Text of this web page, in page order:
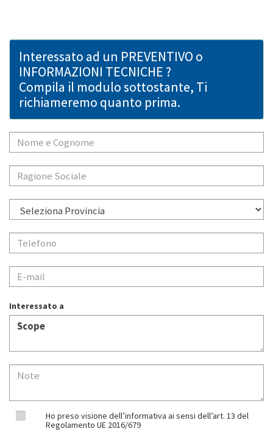
Interessato ad un PREVENTIVO o
INFORMAZIONI TECNICHE ?
Compila il modulo sottostante, Ti
richiameremo quanto prima.
Interessato a
Ho preso visione dell’informativa ai sensi dell’art. 13 del
Regolamento UE 2016/679